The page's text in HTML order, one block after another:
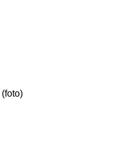
(foto)